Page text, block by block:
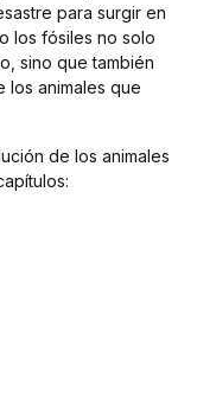
para surgir en
los fósiles no solo
sino que también
los animales que
de los animales